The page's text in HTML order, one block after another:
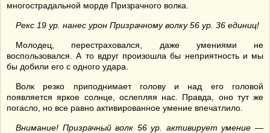
многострадальной морде Призрачного волка.
Рекс 19 ур. нанес урон Призрачному волку 56 ур. 36 единиц!
Молодец, перестраховался, даже умениями не
воспользовался. А то вдруг произошла бы неприятность и мы
бы добили его с одного удара.
Волк резко приподнимает голову и над его головой
появляется яркое солнце, ослепляя нас. Правда, оно тут же
погасло, но все равно активированное умение впечатлило.
Внимание! Призрачный волк 56 ур. активирует умение —